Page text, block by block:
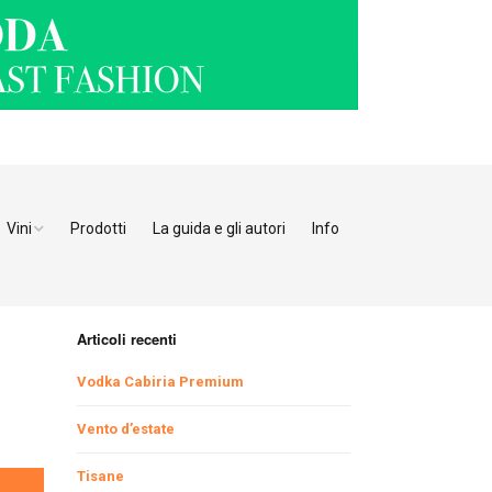
Ristoranti Verona
Ristoranti Vicenza
Ristoranti Padova
Ristoranti Pordenone
Ristoranti Udine
Vini Prodotti La guida e gli autori Info
Articoli recenti
Vodka Cabiria Premium
Vento d’estate
Tisane